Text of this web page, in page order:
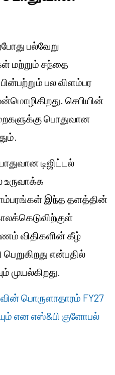
பல்வேறு
மற்றும் சந்தை
பல விளம்பர
செபியின்
பொதுவான
டிஜிட்டல்
இந்த தளத்தின்
விதிகளின் கீழ்
என்பதில்
முயல்கிறது.
பொருளாதாரம் FY27
என எஸ்&பி குளோபல்